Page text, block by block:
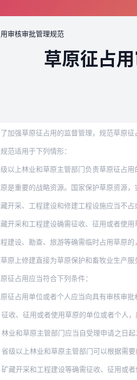
审核审批管理规范
草原征占
加强草原征占用的监督管理，规范草原征占用
范适用于下列情形：
以上林业和草原主管部门负责草原征占用
是重要的战略资源。国家保护草原资源
开采、工程建设和修建工程设施应当不
开采和工程建设确需征收、征用或者使用
建设、勘查、旅游等确需临时占用草原
原上修建直接为草原保护和畜牧业生产
征占用应当符合下列条件：
征占用单位或者个人应当向具有审核审
征收、征用或者使用草原的单位或者个人
林业和草原主管部门应当自受理申请之日起二十个工
省级以上林业和草原主管部门可以根据需要组织
矿藏开采和工程建设等确需征收、征用或者